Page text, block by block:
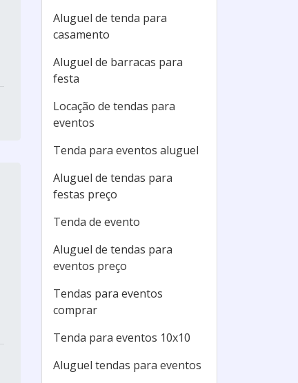
Aluguel de tenda para
casamento
Aluguel de barracas para
festa
Locação de tendas para
eventos
Tenda para eventos aluguel
Aluguel de tendas para
festas preço
Tenda de evento
Aluguel de tendas para
eventos preço
Tendas para eventos
comprar
Tenda para eventos 10x10
Aluguel tendas para eventos